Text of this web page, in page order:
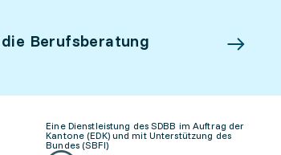
Berufsberatung
Eine Dienstleistung des SDBB im Auftrag der
Kantone (EDK) und mit Unterstützung des
Bundes (SBFI)